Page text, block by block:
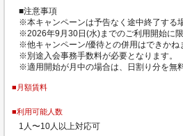
■注意事項
※本キャンペーンは予告なく途中終了する
※2026年9月30日(水)までのご利用開始に限
※他キャンペーン/優待との併用はできかね
※別途入会事務手数料が必要となります。
※適用開始が月中の場合は、日割り分を無
■月額賃料
■利用可能人数
1人〜10人以上対応可